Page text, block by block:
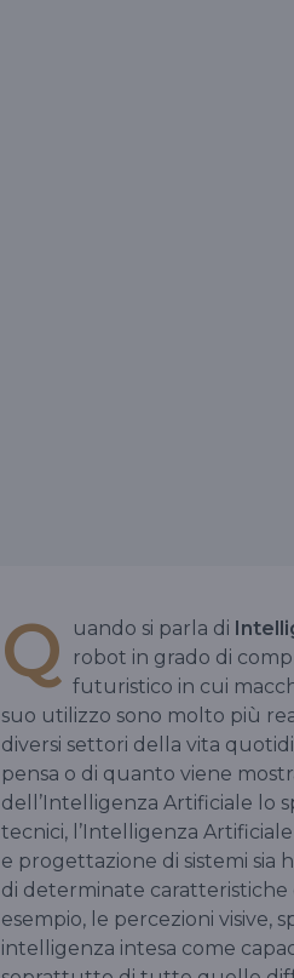
Q uando si parla di
robot in grado di
futuristico in cui
suo utilizzo sono molto più
diversi settori della vita
pensa o di quanto viene
dell’Intelligenza Artificiale lo
tecnici, l’Intelligenza
e progettazione di sistemi
di determinate
esempio, le percezioni visive,
intelligenza intesa come